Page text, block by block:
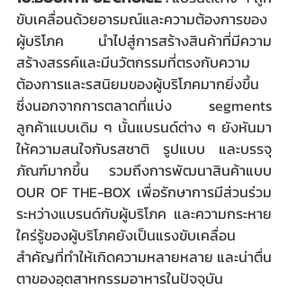
ขับเคลื่อนด้วยอารมณ์และความต้องการของ
ผู้บริโภค นำไปสู่การสร้างสินค้าที่มีความ
สร้างสรรค์และมีนวัตกรรมที่ตรงกับความ
ต้องการและรสนิยมของผู้บริโภคมากยิ่งขึ้น
ซึ่งนอกจากการตลาดที่แบ่ง segments
ลูกค้าแบบเดิม ๆ นั้นแบรนด์ต่าง ๆ ยังหันมา
ให้ความสนใจกับรสชาติ รูปแบบ และบรรจุ
ภัณฑ์มากขึ้น รวมถึงการพัฒนาสินค้าแบบ
OUR OF THE-BOX เพื่อรักษาการมีส่วนร่วม
ระหว่างแบรนด์กับผู้บริโภค และความกระหาย
ใคร่รู้ของผู้บริโภคยังเป็นแรงขับเคลื่อน
สำคัญที่ทำให้เกิดความหลายหลาย และน่าตื่น
ตาของอุตสาหกรรมอาหารในปัจจุบัน